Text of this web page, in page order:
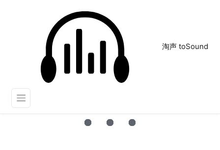
淘声 toSound
王者音效
正在为您搜索声音资源